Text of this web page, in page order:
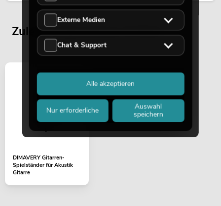
Zuletzt angesehene Artikel
DIMAVERY Gitarren-
Spielständer für Akustik
Gitarre
Externe Medien
Chat & Support
Nur erforderliche
Auswahl
speichern
Alle akzeptieren